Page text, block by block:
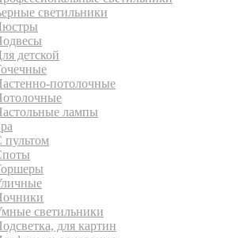
светильники
детской
потолочные
лампы
пультом
светильники
для картин